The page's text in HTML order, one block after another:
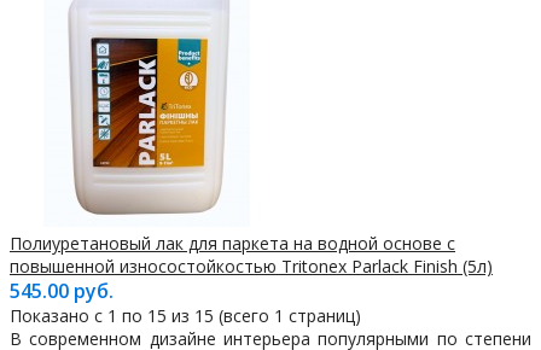
Полиуретановый лак для паркета на водной основе с
повышенной износостойкостью Tritonex Parlack Finish (5л)
545.00 руб.
Показано с 1 по 15 из 15 (всего 1 страниц)
В современном дизайне интерьера популярными по степени